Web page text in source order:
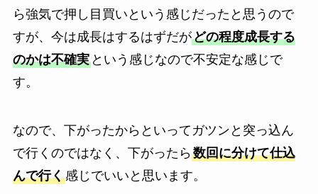
ら強気で押し目買いという感じだったと思うので
すが、今は成長はするはずだがどの程度成長する
のかは不確実という感じなので不安定な感じで
す。
なので、下がったからといってガツンと突っ込ん
で行くのではなく、下がったら数回に分けて仕込
んで行く感じでいいと思います。